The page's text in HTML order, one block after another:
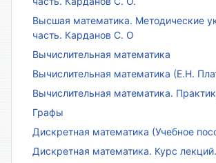
Высшая математика. Методические
часть. Карданов С. О
Вычислительная математика
Вычислительная математика (Е.Н.
Вычислительная математика.
Графы
Дискретная математика (Учебное
Дискретная математика. Курс